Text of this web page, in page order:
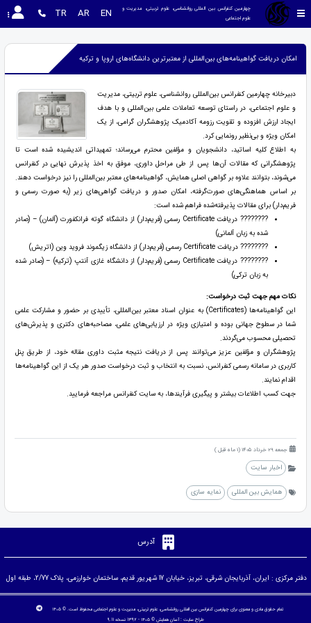
علوم اجتماعی
EN
AR
TR
امکان دریافت گواهینامه‌های بین‌المللی از معتبرترین دانشگاه‌های اروپا و ترکیه
دبیرخانه چهارمین کنفرانس بین‌المللی روانشناسی، علوم تربیتی، مدیریت
و علوم اجتماعی، در راستای توسعه تعاملات علمی بین‌المللی و با هدف
ایجاد ارزش افزوده و تقویت رزومه آکادمیک پژوهشگران گرامی، از یک
امکان ویژه و بی‌نظیر رونمایی کرد.
به اطلاع کلیه اساتید، دانشجویان و مؤلفین محترم می‌رساند؛ تمهیداتی اندیشیده شده است تا
پژوهشگرانی که مقالات آن‌ها پس از طی مراحل داوری، موفق به اخذ پذیرش نهایی در کنفرانس
می‌شوند، بتوانند علاوه بر گواهی اصلی همایش، گواهینامه‌های معتبر بین‌المللی را نیز درخواست دهند.
بر اساس هماهنگی‌های صورت‌گرفته، امکان صدور و دریافت گواهی‌های زیر (به صورت رسمی و
فریم‌دار) برای مقالات پذیرفته‌شده فراهم شده است:
???????? دریافت Certificate رسمی (فریم‌دار) از دانشگاه گوته فرانکفورت (آلمان) – (صادر
شده به زبان آلمانی)
???????? دریافت Certificate رسمی (فریم‌دار) از دانشگاه زیگموند فروید وین (اتریش)
???????? دریافت Certificate رسمی (فریم‌دار) از دانشگاه غازی آنتپ (ترکیه) – (صادر شده
به زبان ترکی)
نکات مهم جهت ثبت درخواست:
این گواهینامه‌ها (Certificates) به عنوان اسناد معتبر بین‌المللی، تأییدی بر حضور و مشارکت علمی
شما در سطوح جهانی بوده و امتیازی ویژه در ارزیابی‌های علمی، مصاحبه‌های دکتری و پذیرش‌های
تحصیلی محسوب می‌گردند.
پژوهشگران و مؤلفین عزیز می‌توانند پس از دریافت نتیجه مثبت داوری مقاله خود، از طریق پنل
کاربری در سامانه رسمی کنفرانس، نسبت به انتخاب و ثبت درخواست صدور هر یک از این گواهینامه‌ها
اقدام نمایند.
جهت کسب اطلاعات بیشتر و پیگیری فرآیندها، به سایت کنفرانس مراجعه فرمایید.
جمعه 29 خرداد 1405 (1 ماه قبل )
اخبار سایت
همایش بین المللی نمایه سازی
آدرس
دفتر مرکزی : ایران، آذربایجان شرقی، تبریز، خیابان 17 شهریور قدیم، ساختمان خوارزمی، پلاک 2/77، طبقه اول
تمام حقوق مادی و معنوی برای چهارمین کنفرانس بین المللی روانشناسی، علوم تربیتی، مدیریت و علوم اجتماعی محفوظ است. © ۱۴۰۵
طراح سایت :آسان همایش © ۱۴۰۵ - 1392 نسخه 9.11